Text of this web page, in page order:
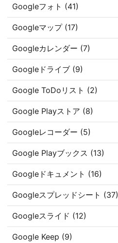
Googleフォト (41)
Googleマップ (17)
Googleカレンダー (7)
Googleドライブ (9)
Google ToDoリスト (2)
Google Playストア (8)
Googleレコーダー (5)
Google Playブックス (13)
Googleドキュメント (16)
Googleスプレッドシート (37)
Googleスライド (12)
Google Keep (9)